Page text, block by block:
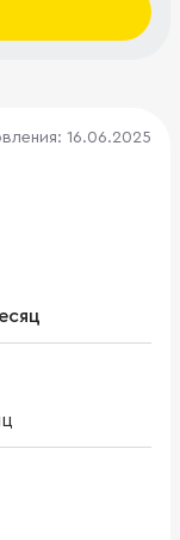
16.06.2025